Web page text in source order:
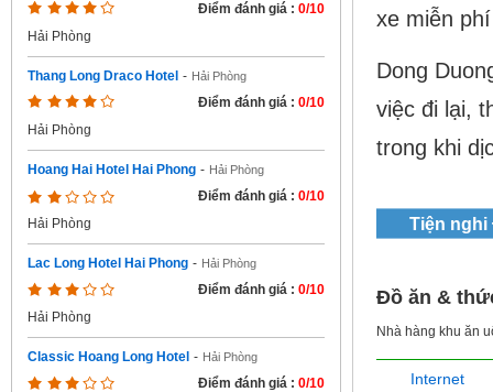
Điểm đánh giá : 0/10
Hải Phòng
Thang Long Draco Hotel - Hải Phòng
Điểm đánh giá : 0/10
Hải Phòng
Hoang Hai Hotel Hai Phong - Hải Phòng
Điểm đánh giá : 0/10
Hải Phòng
Lac Long Hotel Hai Phong - Hải Phòng
Điểm đánh giá : 0/10
Hải Phòng
Classic Hoang Long Hotel - Hải Phòng
Điểm đánh giá : 0/10
xe miễn
Dong
việc đi lại,
trong khi
Tiện nghi
Đồ ăn &
Nhà hàng khu ăn
Internet